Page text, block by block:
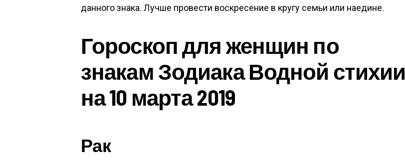
данного знака. Лучше провести воскресение в кругу семьи или наедине.
Гороскоп для женщин по
знакам Зодиака Водной стихии
на 10 марта 2019
Рак